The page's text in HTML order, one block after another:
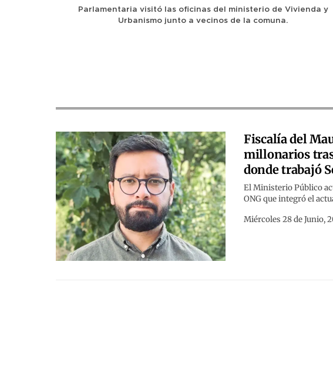
Parlamentaria visitó las oficinas del ministerio de Vivienda y
Urbanismo junto a vecinos de la comuna.
Fiscalía del
millonarios
donde trabajó
El Ministerio Público
ONG que integró el
Miércoles 28 de Junio,